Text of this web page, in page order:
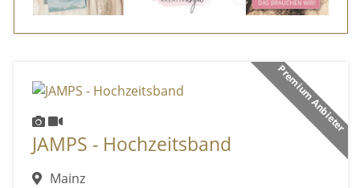
Premium Anbieter
JAMPS - Hochzeitsband
Mainz